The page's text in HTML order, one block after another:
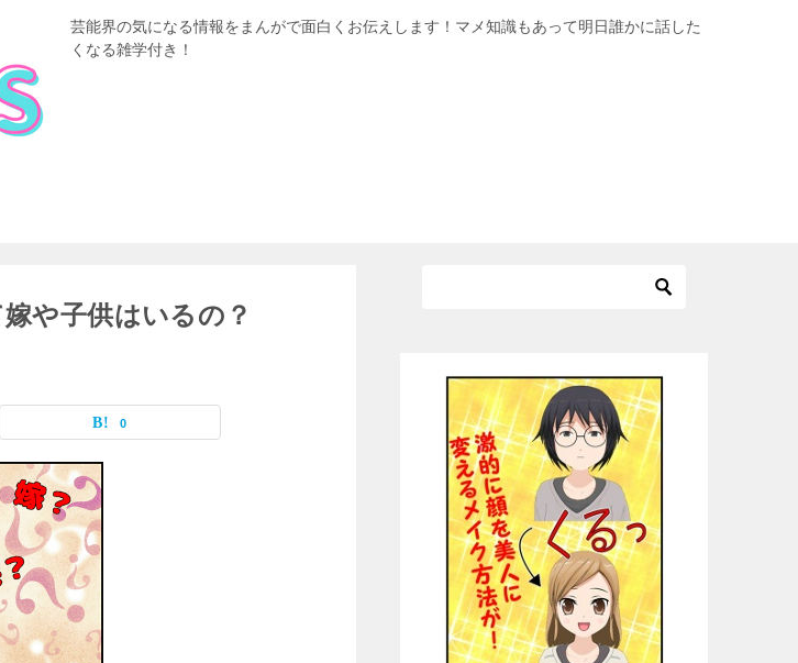
芸能界の気になる情報をまんがで面白くお伝えします！マメ知識もあって明日誰かに話した
くなる雑学付き！
や子供はいるの？
0